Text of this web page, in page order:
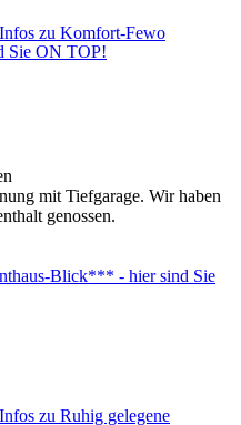
zu Komfort-Fewo
Sie ON TOP!
mit Tiefgarage. Wir haben
genossen.
Blick*** - hier sind Sie
zu Ruhig gelegene